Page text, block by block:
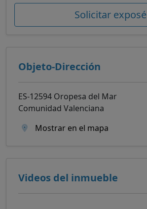
Solicitar exposé
Objeto-Dirección
ES-12594 Oropesa del Mar
Comunidad Valenciana
Mostrar en el mapa
Videos del inmueble